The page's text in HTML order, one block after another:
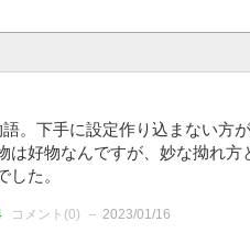
。下手に設定作り込まない方
は好物なんですが、妙な拗れ
した。
コメント(0) 2023/01/16